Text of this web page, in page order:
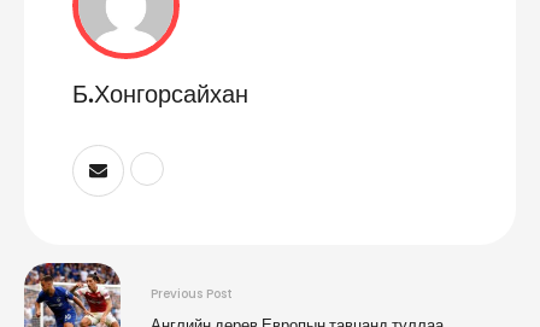
Б.Хонгорсайхан
Previous Post